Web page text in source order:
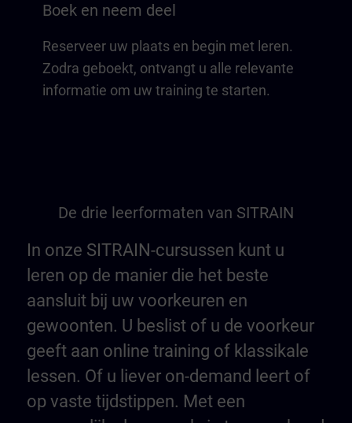
Boek en neem deel
Reserveer uw plaats en begin met leren.
Zodra geboekt, ontvangt u alle relevante
informatie om uw training te starten.
De drie leerformaten van SITRAIN
In onze SITRAIN-cursussen kunt u
leren op de manier die het beste
aansluit bij uw voorkeuren en
gewoonten. U beslist of u de voorkeur
geeft aan online training of klassikale
lessen. Of u liever on-demand leert of
op vaste tijdstippen. Met een